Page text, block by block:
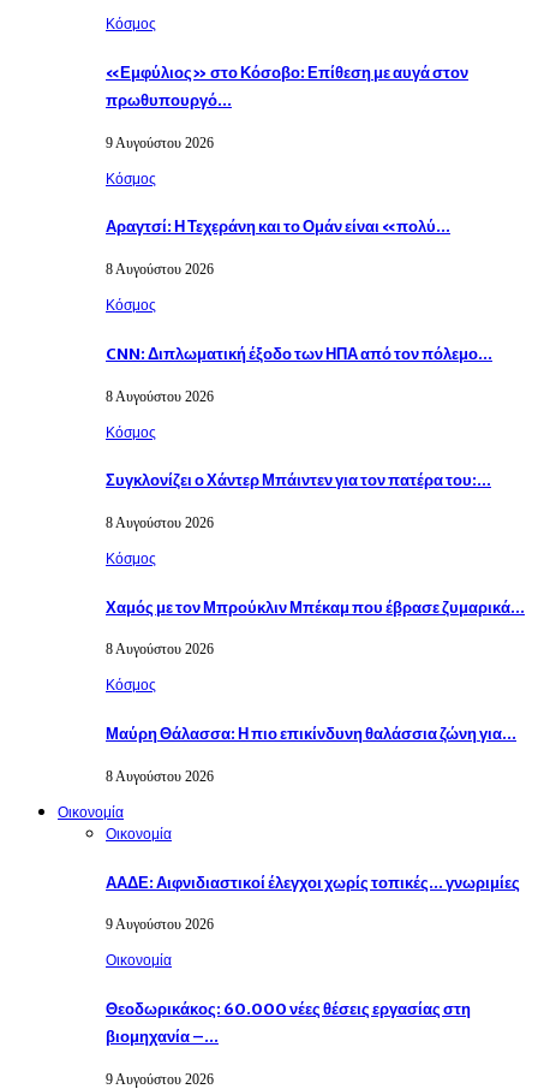
Κόσμος
«Εμφύλιος» στο Κόσοβο: Επίθεση με αυγά στον
πρωθυπουργό…
9 Αυγούστου 2026
Κόσμος
Αραγτσί: Η Τεχεράνη και το Ομάν είναι «πολύ…
8 Αυγούστου 2026
Κόσμος
CNN: Διπλωματική έξοδο των ΗΠΑ από τον πόλεμο…
8 Αυγούστου 2026
Κόσμος
Συγκλονίζει ο Χάντερ Μπάιντεν για τον πατέρα του:…
8 Αυγούστου 2026
Κόσμος
Χαμός με τον Μπρούκλιν Μπέκαμ που έβρασε ζυμαρικά…
8 Αυγούστου 2026
Κόσμος
Μαύρη Θάλασσα: Η πιο επικίνδυνη θαλάσσια ζώνη για…
8 Αυγούστου 2026
Οικονομία
Οικονομία
ΑΑΔΕ: Αιφνιδιαστικοί έλεγχοι χωρίς τοπικές… γνωριμίες
9 Αυγούστου 2026
Οικονομία
Θεοδωρικάκος: 60.000 νέες θέσεις εργασίας στη
βιομηχανία –…
9 Αυγούστου 2026